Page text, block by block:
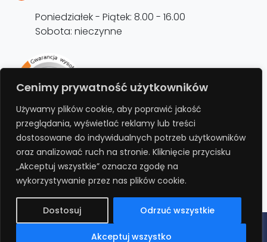
Cenimy prywatność użytkowników
Używamy plików cookie, aby poprawić jakość
przeglądania, wyświetlać reklamy lub treści
dostosowane do indywidualnych potrzeb użytkowników
oraz analizować ruch na stronie. Kliknięcie przycisku
„Akceptuj wszystkie” oznacza zgodę na
wykorzystywanie przez nas plików cookie.
Dostosuj Odrzuć wszystkie
Akceptuj wszystko
Poniedziałek - Piątek: 8.00 - 16.00
Sobota: nieczynne
przedłużenie gwarancji
Bezpłatnie przedłuż gwarancję o kolejne 12
miesięcy rejestrując produkt na stronie.
REJESTRUJ
Polityka prywatności Regulamin RODO